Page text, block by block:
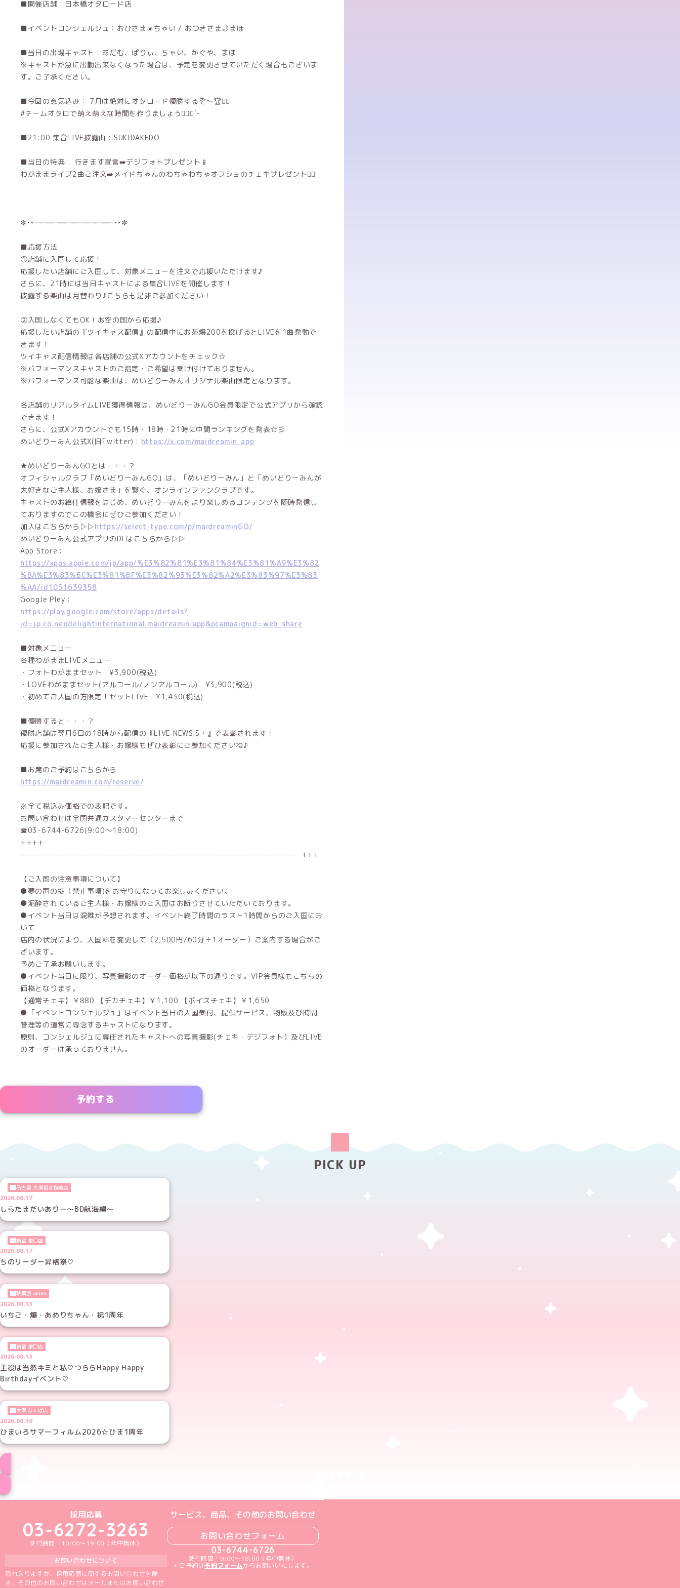
■開催店舗：日本橋オタロード店
■イベントコンシェルジュ：おひさま☀️ちゃい / おつきさま🌙まほ
■当日の出場キャスト：あだむ、ぱりぃ、ちゃい、かぐや、まほ
※キャストが急に出勤出来なくなった場合は、予定を変更させていただく場合もございま
す。ご了承ください。
■今回の意気込み： 7月は絶対にオタロード優勝するぞ〜🏆❤️‍🔥
#チームオタロで萌え萌えな時間を作りましょう❤️‍🔥💪´-
■21:00 集合LIVE披露曲：SUKIDAKEDO
■当日の特典： 行きます宣言➡️デジフォトプレゼント📱
わがままライブ2曲ご注文➡️メイドちゃんのわちゃわちゃオフショのチェキプレゼント❤️‍🔥
✼••┈┈┈┈┈┈┈┈┈┈┈┈┈┈┈┈┈┈••✼
■応援方法
①店舗に入国して応援！
応援したい店舗にご入国して、対象メニューを注文で応援いただけます♪
さらに、21時には当日キャストによる集合LIVEを開催します！
披露する楽曲は月替わり♪こちらも是非ご参加ください！
②入国しなくてもOK！お空の国から応援♪
応援したい店舗の『ツイキャス配信』の配信中にお茶爆200を投げるとLIVEを1曲発動で
きます！
ツイキャス配信情報は各店舗の公式Xアカウントをチェック☆
※パフォーマンスキャストのご指定・ご希望は受け付けておりません。
※パフォーマンス可能な楽曲は、めいどりーみんオリジナル楽曲限定となります。
各店舗のリアルタイムLIVE獲得情報は、めいどりーみんGO会員限定で公式アプリから確認
できます！
さらに、公式Xアカウントでも15時・18時・21時に中間ランキングを発表☆彡
めいどりーみん公式X(旧Twitter)： https://x.com/maidreamin_app
★めいどりーみんGOとは・・・？
オフィシャルクラブ「めいどりーみんGO」は、「めいどりーみん」と「めいどりーみんが
大好きなご主人様、お嬢さま」を繋ぐ、オンラインファンクラブです。
キャストのお給仕情報をはじめ、めいどりーみんをより楽しめるコンテンツを随時発信し
ておりますのでこの機会にぜひご参加ください！
加入はこちらから▷▷https://select-type.com/p/maidreaminGO/
めいどりーみん公式アプリのDLはこちらから▷▷
App Store：
https://apps.apple.com/jp/app/%E3%82%81%E3%81%84%E3%81%A9%E3%82
%8A%E3%83%BC%E3%81%BF%E3%82%93%E3%82%A2%E3%83%97%E3%83
%AA/id1051639358
Google Pley：
https://play.google.com/store/apps/details?
id=jp.co.neodelightinternational.maidreamin.app&pcampaignid=web_share
■対象メニュー
各種わがままLIVEメニュー
・フォトわがままセット ¥3,900(税込)
・LOVEわがままセット(アルコール/ノンアルコール) ¥3,900(税込)
・初めてご入国の方限定！セットLIVE ¥1,430(税込)
■優勝すると・・・？
優勝店舗は翌月6日の18時から配信の『LIVE NEWS S＋』で表彰されます！
応援に参加されたご主人様・お嬢様もぜひ表彰にご参加くださいね♪
■お席のご予約はこちらから
https://maidreamin.com/reserve/
※全て税込み価格での表記です。
お問い合わせは全国共通カスタマーセンターまで
☎03-6744-6726(9:00～18:00)
++++
————————————————————————————————————————-+++
【ご入国の注意事項について】
●夢の国の掟（禁止事項)をお守りになってお楽しみください。
●泥酔されているご主人様・お嬢様のご入国はお断りさせていただいております。
●イベント当日は混雑が予想されます。イベント終了時間のラスト1時間からのご入国にお
いて
店内の状況により、入国料を変更して（2,500円/60分＋1オーダー）ご案内する場合がご
ざいます。
予めご了承お願いします。
●イベント当日に限り、写真撮影のオーダー価格が以下の通りです。VIP会員様もこちらの
価格となります。
【通常チェキ】￥880 【デカチェキ】￥1,100 【ボイスチェキ】￥1,650
●「イベントコンシェルジュ」はイベント当日の入国受付、提供サービス、物販及び時間
管理等の運営に専念するキャストになります。
原則、コンシェルジュに専任されたキャストへの写真撮影(チェキ・デジフォト）及びLIVE
のオーダーは承っておりません。
予約する
PICK UP
名古屋 大須招き猫前店
2026.08.17
しらたまだいありー～BD航海編～
新宿 東口店
2026.08.17
ちのリーダー昇格祭♡
秋葉原 AKIBA
2026.08.13
いちご・爆・あめりちゃん・祝1周年
新宿 東口店
2026.08.13
主役は当然キミと私♡つららHappy Happy
Birthdayイベント♡
大阪 なんば店
2026.08.10
ひまいろサマーフィルム2026☆ひま1周年
めいどりーみんTikTok公式アカウント
めいどりーみんX公式アカウント
めいどりーみんInstagram公式アカウント
めいどりーみんFacebook公式アカウント
めいどりーみんYouTube公式アカウント
採用応募
03-6272-3263
受付時間：10:00～19:00（年中無休）
お問い合わせについて
恐れ入りますが、採用応募に関するお問い合わせを除
き、その他のお問い合わせはメールまたはお問い合わせ
サービス、商品、その他のお問い合わせ
お問い合わせフォーム
03-6744-6726
受付時間：9:00～18:00（年中無休）
＊ご予約は予約フォームからお願いいたします。